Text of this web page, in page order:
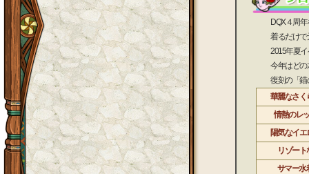
DQX４周年を
着るだけで元
2015年夏イベ
今年はどの水
復刻の「錨の
華麗なさく
情熱のレ
陽気なイエ
リゾート
サマー水